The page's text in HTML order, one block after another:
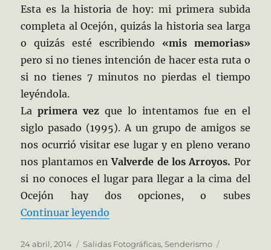
Esta es la historia de hoy: mi primera subida
completa al Ocejón, quizás la historia sea larga
o quizás esté escribiendo «mis memorias»
pero si no tienes intención de hacer esta ruta o
si no tienes 7 minutos no pierdas el tiempo
leyéndola.
Laprimera vez que lo intentamos fue en el
siglo pasado (1995). A un grupo de amigos se
nos ocurrió visitar ese lugar y en pleno verano
nos plantamos enValverde de los Arroyos. Por
si no conoces el lugar para llegar a la cima del
Ocejón hay dos opciones, o subes
Continuar leyendo
Publicado
24 abril, 2014 Categorías
Salidas Fotográficas, Senderismo